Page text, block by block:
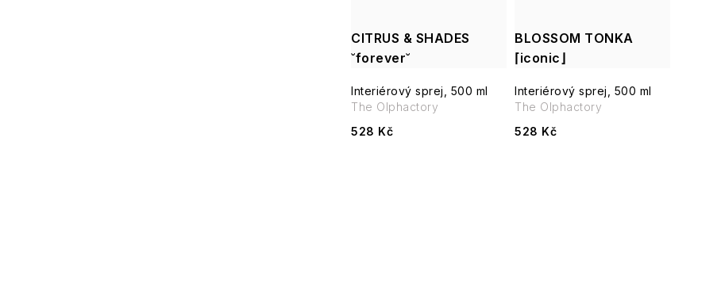
CITRUS & SHADES
˘forever˘
Interiérový sprej, 500 ml
528 Kč
The Olphactory
BLOSSOM TONKA
⌈iconic⌋
Interiérový sprej, 500 ml
528 Kč
The Olphactory